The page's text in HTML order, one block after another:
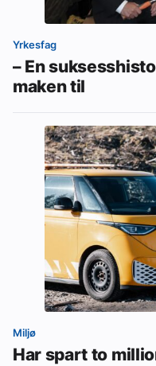
Yrkesfag
– En
maken til
Miljø
Har spart to